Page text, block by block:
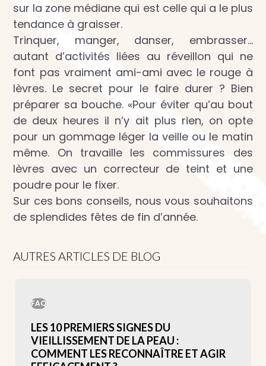
sur la zone médiane qui est celle qui a le plus
tendance à graisser.
Trinquer, manger, danser, embrasser…
autant d’activités liées au réveillon qui ne
font pas vraiment ami-ami avec le rouge à
lèvres. Le secret pour le faire durer ? Bien
préparer sa bouche. «Pour éviter qu’au bout
de deux heures il n’y ait plus rien, on opte
pour un gommage léger la veille ou le matin
même. On travaille les commissures des
lèvres avec un correcteur de teint et une
poudre pour le fixer.
Sur ces bons conseils, nous vous souhaitons
de splendides fêtes de fin d’année.
AUTRES ARTICLES DE BLOG
FAQ
LES 10 PREMIERS SIGNES DU
VIEILLISSEMENT DE LA PEAU :
COMMENT LES RECONNAÎTRE ET AGIR